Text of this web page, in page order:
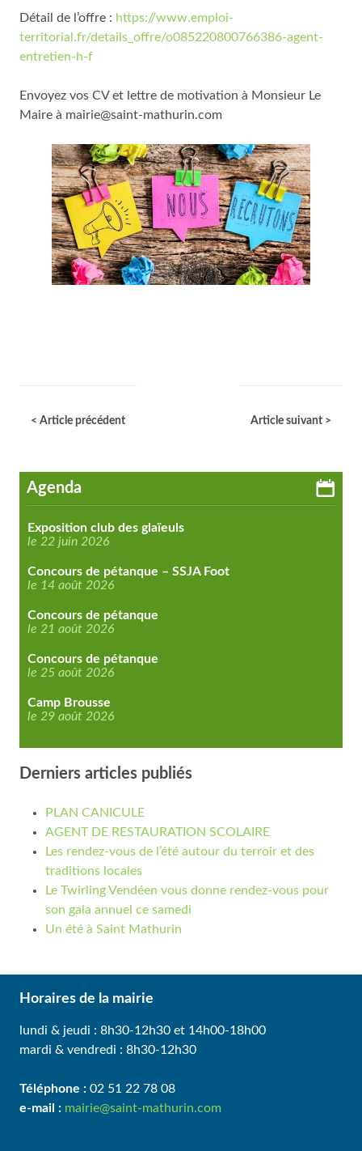
Détail de l’offre : https://www.emploi-
territorial.fr/details_offre/o085220800766386-agent-
entretien-h-f
Envoyez vos CV et lettre de motivation à Monsieur Le
Maire à mairie@saint-mathurin.com
< Article précédent Article suivant >
Agenda
Exposition club des glaïeuls
le 22 juin 2026
Concours de pétanque – SSJA Foot
le 14 août 2026
Concours de pétanque
le 21 août 2026
Concours de pétanque
le 25 août 2026
Camp Brousse
le 29 août 2026
Derniers articles publiés
PLAN CANICULE
AGENT DE RESTAURATION SCOLAIRE
Les rendez-vous de l’été autour du terroir et des
traditions locales
Le Twirling Vendéen vous donne rendez-vous pour
son gala annuel ce samedi
Un été à Saint Mathurin
Horaires de la mairie
lundi & jeudi : 8h30-12h30 et 14h00-18h00
mardi & vendredi : 8h30-12h30
Téléphone : 02 51 22 78 08
e-mail : mairie@saint-mathurin.com